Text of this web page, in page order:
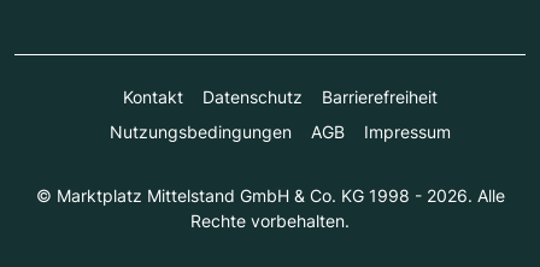
Kontakt Datenschutz
Barrierefreiheit
Nutzungsbedingungen
AGB Impressum
© Marktplatz Mittelstand GmbH & Co. KG 1998 - 2026. Alle
Rechte vorbehalten.